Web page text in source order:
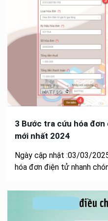
3 Bước tra cứu hóa
mới nhất 2024
Ngày cập nhật :03/03/
hóa đơn điện tử nhanh